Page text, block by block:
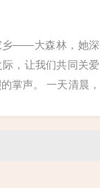
乡——大森林，她
，让我们共同关
掌声。 一天清晨